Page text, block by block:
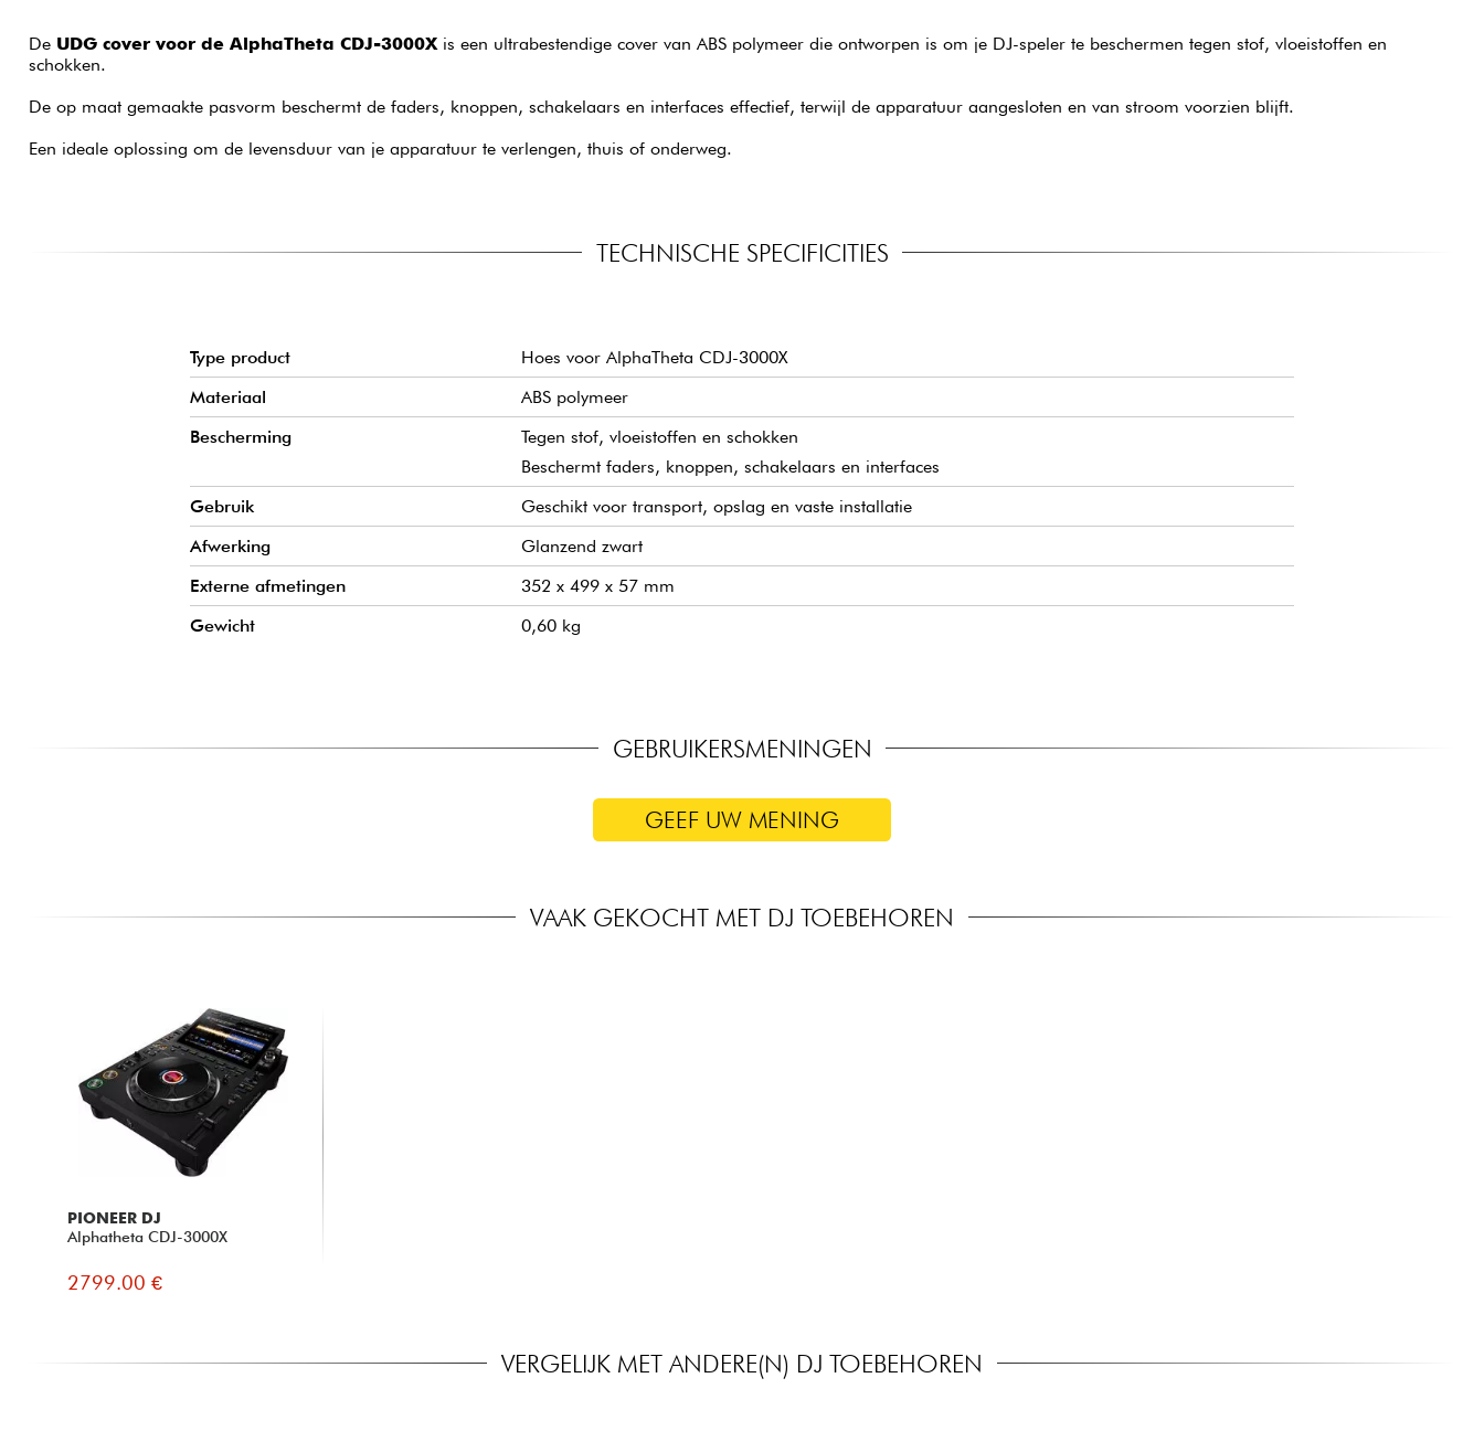
De UDG cover voor de AlphaTheta CDJ-3000Xis een ultrabestendige cover van ABS polymeer die ontworpen is om je DJ-speler te beschermen tegen stof, vloeistoffen en
schokken.
De op maat gemaakte pasvorm beschermt de faders, knoppen, schakelaars en interfaces effectief, terwijl de apparatuur aangesloten en van stroom voorzien blijft.
Een ideale oplossing om de levensduur van je apparatuur te verlengen, thuis of onderweg.
TECHNISCHE SPECIFICITIES
Type product
Hoes voor AlphaTheta CDJ-3000X
Materiaal
ABS polymeer
Bescherming
Tegen stof, vloeistoffen en schokken
Beschermt faders, knoppen, schakelaars en interfaces
Gebruik
Geschikt voor transport, opslag en vaste installatie
Afwerking
Glanzend zwart
Externe afmetingen
352 x 499 x 57 mm
Gewicht
0,60 kg
GEBRUIKERSMENINGEN
GEEF UW MENING
VAAK GEKOCHT MET DJ TOEBEHOREN
PIONEER DJ
Alphatheta CDJ-3000X
2799.00 €
VERGELIJK MET ANDERE(N) DJ TOEBEHOREN